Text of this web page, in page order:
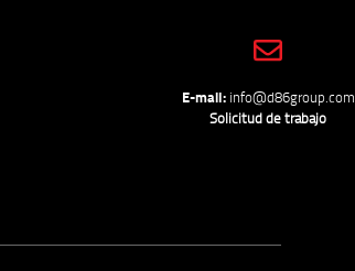
E-mail: info@d86group.com
Solicitud de trabajo